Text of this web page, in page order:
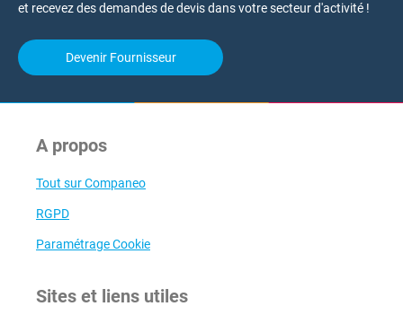
et recevez des demandes de devis dans votre secteur d'activité !
Devenir Fournisseur
A propos
Tout sur Companeo
RGPD
Paramétrage Cookie
Sites et liens utiles